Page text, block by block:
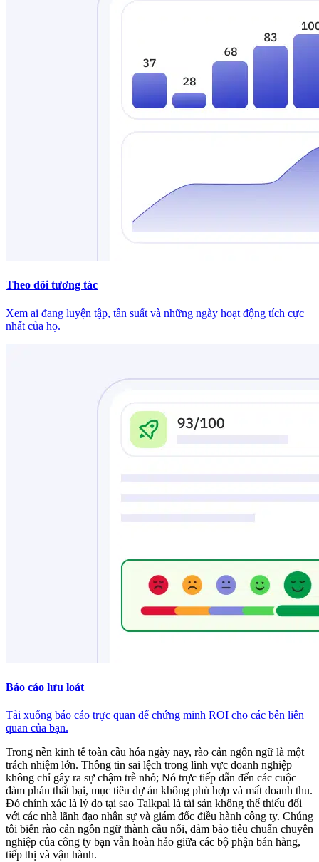
Theo dõi tương tác
Xem ai đang luyện tập, tần suất và những ngày hoạt động tích cực
nhất của họ.
Báo cáo lưu loát
Tải xuống báo cáo trực quan để chứng minh ROI cho các bên liên
quan của bạn.
Trong nền kinh tế toàn cầu hóa ngày nay, rào cản ngôn ngữ là một
trách nhiệm lớn. Thông tin sai lệch trong lĩnh vực doanh nghiệp
không chỉ gây ra sự chậm trễ nhỏ; Nó trực tiếp dẫn đến các cuộc
đàm phán thất bại, mục tiêu dự án không phù hợp và mất doanh thu.
Đó chính xác là lý do tại sao Talkpal là tài sản không thể thiếu đối
với các nhà lãnh đạo nhân sự và giám đốc điều hành công ty. Chúng
tôi biến rào cản ngôn ngữ thành cầu nối, đảm bảo tiêu chuẩn chuyên
nghiệp của công ty bạn vẫn hoàn hảo giữa các bộ phận bán hàng,
tiếp thị và vận hành.